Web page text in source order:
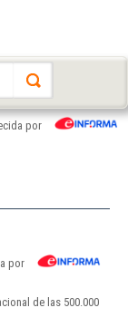
por
por
de las 500.000